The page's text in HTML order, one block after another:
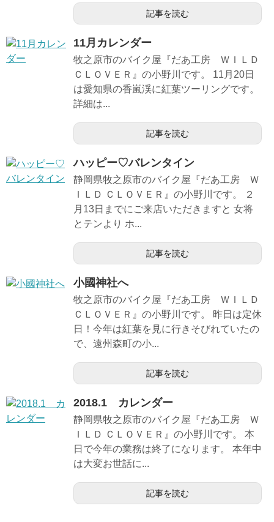
記事を読む
11月カレンダー
牧之原市のバイク屋『だあ工房 ＷＩＬＤ
ＣＬＯＶＥＲ』の小野川です。 11月20日
は愛知県の香嵐渓に紅葉ツーリングです。
詳細は...
記事を読む
ハッピー♡バレンタイン
静岡県牧之原市のバイク屋『だあ工房 Ｗ
ＩＬＤ ＣＬＯＶＥＲ』の小野川です。 ２
月13日までにご来店いただきますと 女将
とテンより ホ...
記事を読む
小國神社へ
牧之原市のバイク屋『だあ工房 ＷＩＬＤ
ＣＬＯＶＥＲ』の小野川です。 昨日は定休
日！今年は紅葉を見に行きそびれていたの
で、遠州森町の小...
記事を読む
2018.1 カレンダー
静岡県牧之原市のバイク屋『だあ工房 Ｗ
ＩＬＤ ＣＬＯＶＥＲ』の小野川です。 本
日で今年の業務は終了になります。 本年中
は大変お世話に...
記事を読む